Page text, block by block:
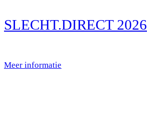
SLECHT.DIRECT 2026
Meer informatie